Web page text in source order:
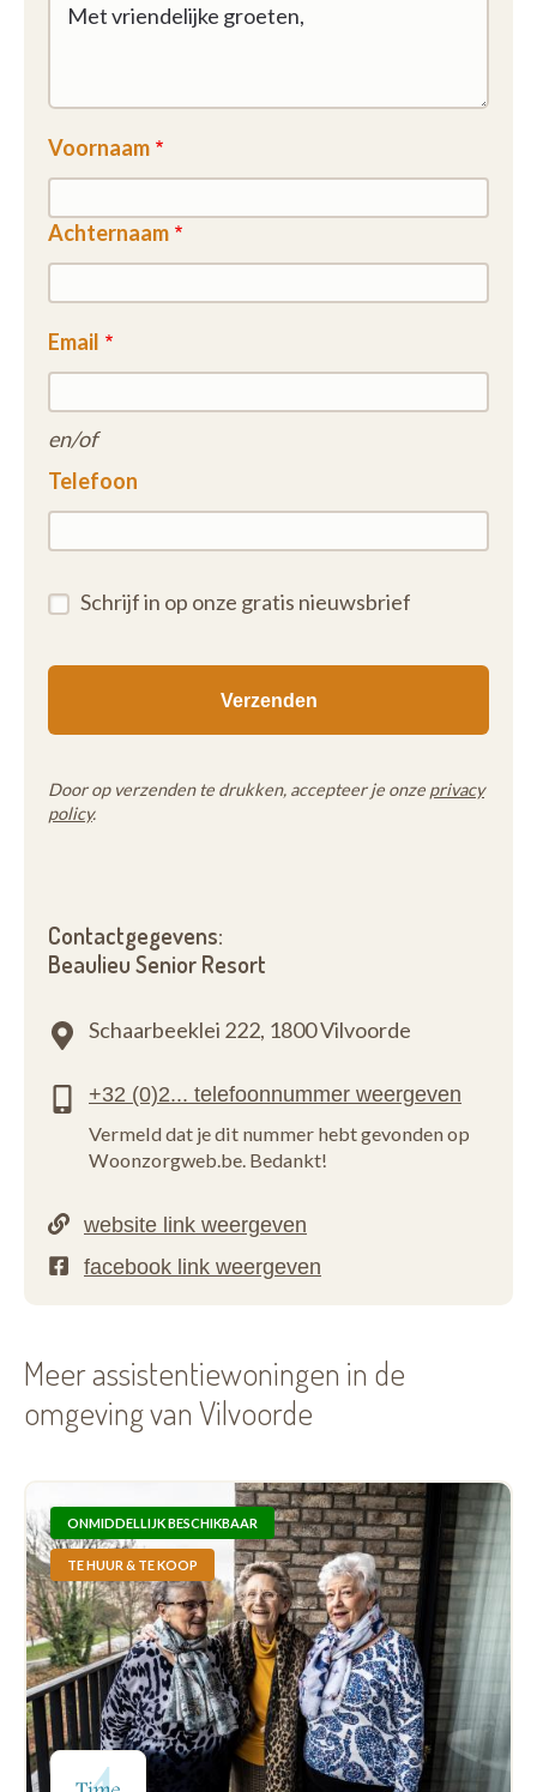
Voornaam
Achternaam
Email
en/of
Telefoon
Schrijf in op onze gratis nieuwsbrief
Door op verzenden te drukken, accepteer je onze privacy
policy.
Contactgegevens:
Beaulieu Senior Resort
Schaarbeeklei 222, 1800 Vilvoorde
Vermeld dat je dit nummer hebt gevonden op
Woonzorgweb.be. Bedankt!
Meer assistentiewoningen in de
omgeving van Vilvoorde
ONMIDDELLIJK BESCHIKBAAR
TE HUUR & TE KOOP